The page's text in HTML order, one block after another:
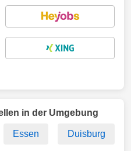
in der Umgebung
Essen Duisburg